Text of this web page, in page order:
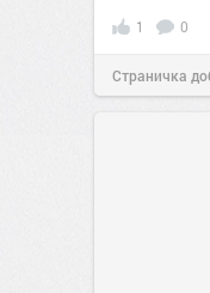
1 0
Страничка